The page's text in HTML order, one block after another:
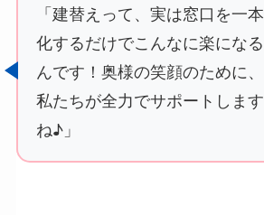
「建替えって、実は窓口を一本
化するだけでこんなに楽になる
んです！奥様の笑顔のために、
私たちが全力でサポートします
ね♪」